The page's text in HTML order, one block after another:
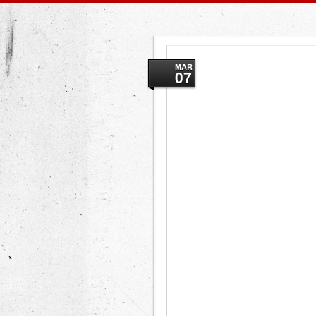
MAR
07